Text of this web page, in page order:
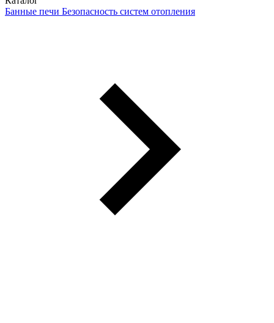
Банные печи Безопасность систем отопления